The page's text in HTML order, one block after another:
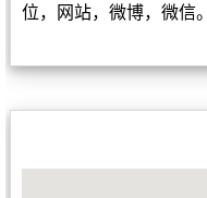
位，网站，微博，微信。